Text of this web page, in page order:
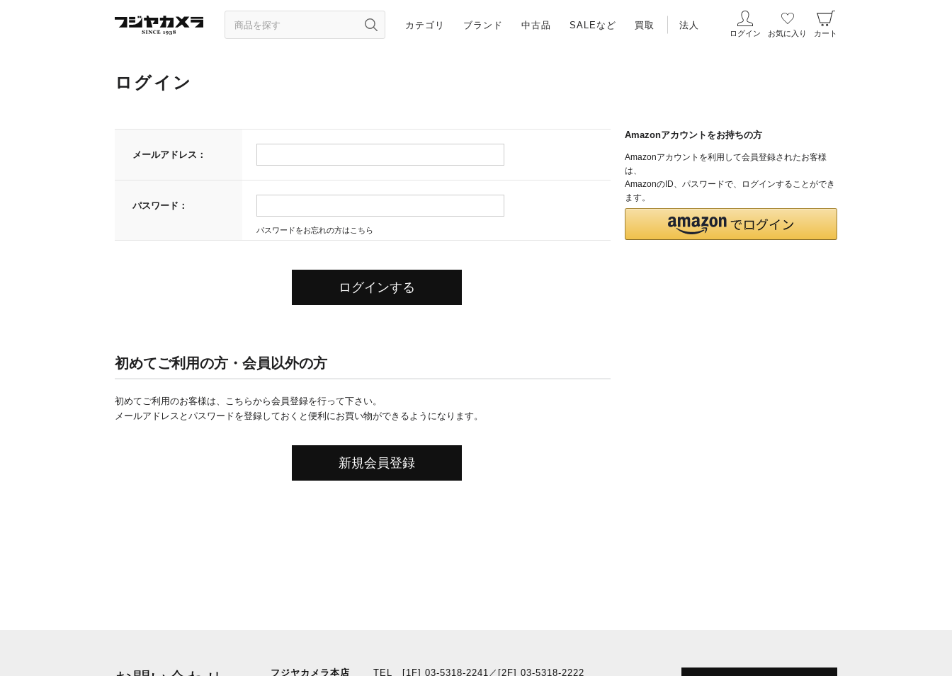
カテゴリ ブランド 中古品 SALEなど 買取 法人
ログイン お気に入り カート
ログイン
メールアドレス：
パスワード：
パスワードをお忘れの方はこちら
Amazonアカウントをお持ちの方
Amazonアカウントを利用して会員登録されたお客様
は、
AmazonのID、パスワードで、ログインすることができ
ます。
初めてご利用の方・会員以外の方
初めてご利用のお客様は、こちらから会員登録を行って下さい。
メールアドレスとパスワードを登録しておくと便利にお買い物ができるようになります。
フジヤカメラ本店
TEL [1F] 03-5318-2241／[2F] 03-5318-2222